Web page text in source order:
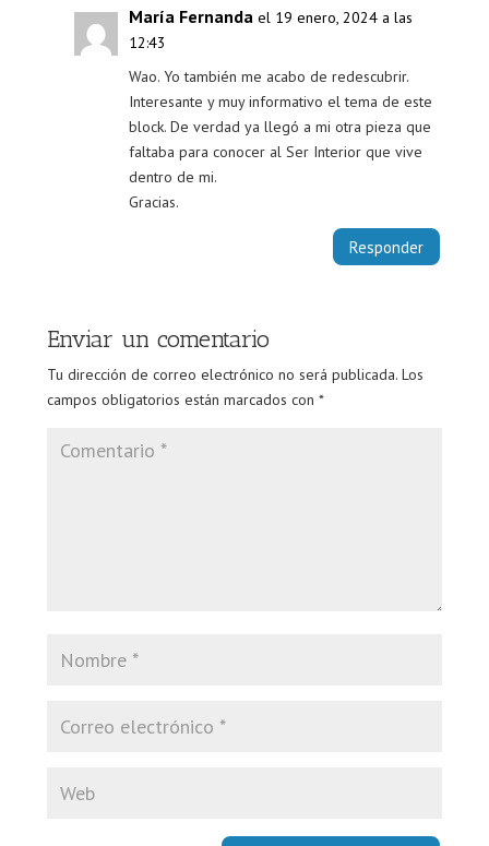
María Fernanda el 19 enero, 2024 a las
12:43
Wao. Yo también me acabo de redescubrir.
Interesante y muy informativo el tema de este
block. De verdad ya llegó a mi otra pieza que
faltaba para conocer al Ser Interior que vive
dentro de mi.
Gracias.
Responder
Enviar un comentario
Tu dirección de correo electrónico no será publicada. Los
campos obligatorios están marcados con *